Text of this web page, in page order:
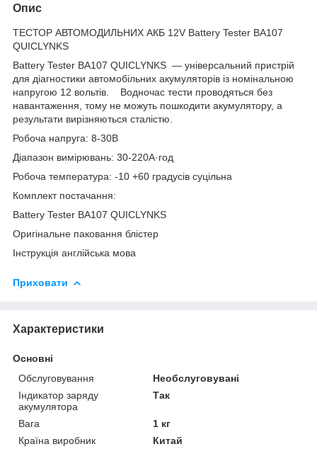
Опис
ТЕСТОР АВТОМОДИЛЬНИХ АКБ 12V Battery Tester BA107
QUICLYNKS
Battery Tester BA107 QUICLYNKS — універсальний пристрій
для діагностики автомобільних акумуляторів із номінальною
напругою 12 вольтів. Водночас тести проводяться без
навантаження, тому не можуть пошкодити акумулятору, а
результати вирізняються сталістю.
Робоча напруга: 8-30В
Діапазон вимірювань: 30-220А·год
Робоча температура: -10 +60 градусів суцільна
Комплект постачання:
Battery Tester BA107 QUICLYNKS
Оригінальне паковання блістер
Інструкція англійська мова
Приховати
Характеристики
Основні
Обслуговування
Необслуговувані
Індикатор заряду
акумулятора
Так
Вага
1 кг
Країна виробник
Китай